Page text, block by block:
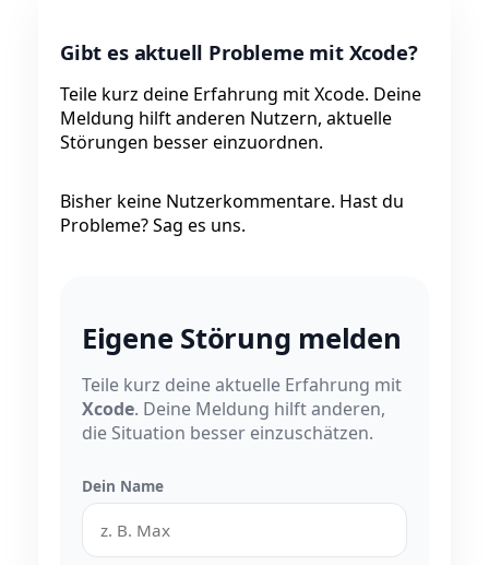
Gibt es aktuell Probleme mit Xcode?
Teile kurz deine Erfahrung mit Xcode. Deine
Meldung hilft anderen Nutzern, aktuelle
Störungen besser einzuordnen.
Bisher keine Nutzerkommentare. Hast du
Probleme? Sag es uns.
Eigene Störung melden
Teile kurz deine aktuelle Erfahrung mit
Xcode. Deine Meldung hilft anderen,
die Situation besser einzuschätzen.
Dein Name